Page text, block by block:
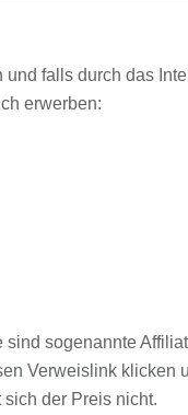
falls durch das
erwerben:
sogenannte
Verweislink klicken
der Preis nicht.